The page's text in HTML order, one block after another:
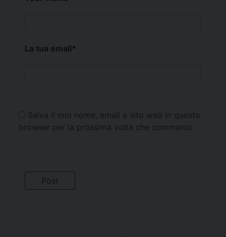
La tua email*
Salva il mio nome, email e sito web in questo
browser per la prossima volta che commento.